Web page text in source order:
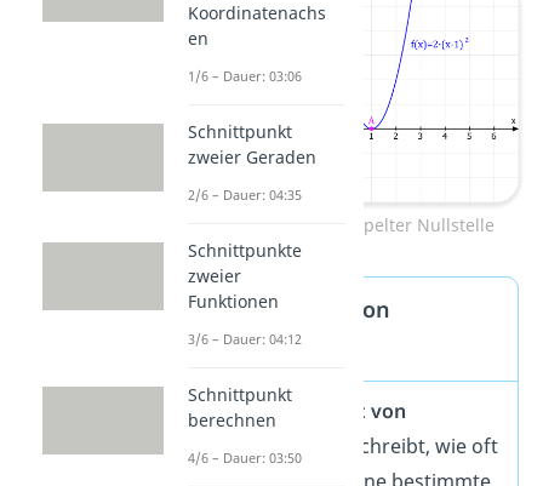
Funktion mit doppelter Nullstelle
Vielfachheit von
Nullstellen
DieVielfachheit von
Nullstellen
beschreibt, wie oft
Koordinatenachs
en
1/6 – Dauer: 03:06
Schnittpunkt
zweier Geraden
2/6 – Dauer: 04:35
Schnittpunkte
zweier
Funktionen
3/6 – Dauer: 04:12
Schnittpunkt
berechnen
4/6 – Dauer: 03:50